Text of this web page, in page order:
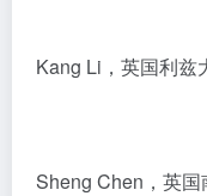
Kang Li，英国利兹
Sheng Chen，英国